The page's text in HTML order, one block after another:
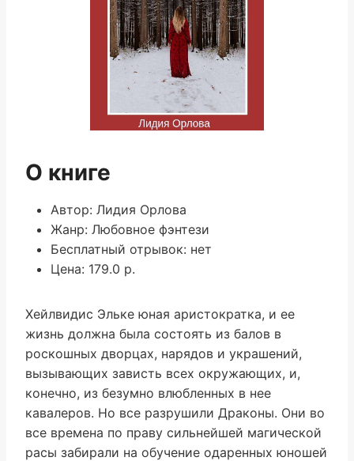
О книге
Автор: Лидия Орлова
Жанр: Любовное фэнтези
Бесплатный отрывок: нет
Цена: 179.0 р.
Хейлвидис Эльке юная аристократка, и ее
жизнь должна была состоять из балов в
роскошных дворцах, нарядов и украшений,
вызывающих зависть всех окружающих, и,
конечно, из безумно влюбленных в нее
кавалеров. Но все разрушили Драконы. Они во
все времена по праву сильнейшей магической
расы забирали на обучение одаренных юношей